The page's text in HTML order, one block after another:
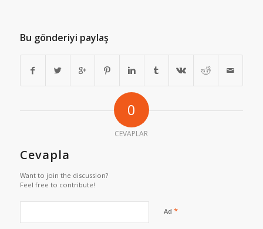
Bu gönderiyi paylaş
0
CEVAPLAR
Cevapla
Want to join the discussion?
Feel free to contribute!
Ad *